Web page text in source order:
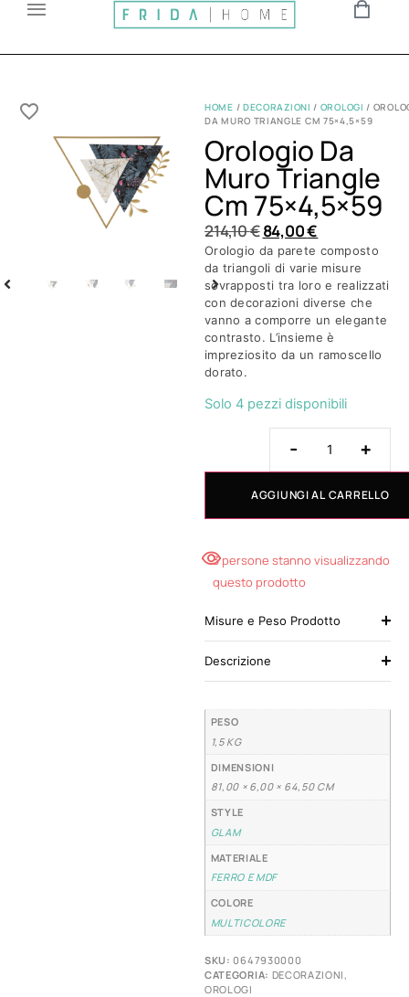
HOME / DECORAZIONI / OROLOGI /
DA MURO TRIANGLE CM 75×4,5×59
Orologio Da
Muro Triangle
Cm 75×4,5×59
214,10€84,00€
Orologio da parete composto
da triangoli di varie misure
sovrapposti tra loro e realizzati
con decorazioni diverse che
vanno a comporre un elegante
contrasto. L’insieme è
impreziosito da un ramoscello
dorato.
Solo 4 pezzi disponibili
- +
AGGIUNGI AL CARRELLO
3 persone stanno visualizzando
questo prodotto
Misure e Peso Prodotto
Descrizione
PESO
1,5 KG
DIMENSIONI
81,00 × 6,00 × 64,50 CM
STYLE
GLAM
MATERIALE
FERRO E MDF
COLORE
MULTICOLORE
SKU:0647930000
CATEGORIA: DECORAZIONI
OROLOGI